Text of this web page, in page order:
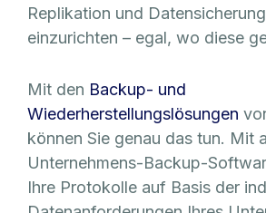
Replikation und
einzurichten – egal, wo diese
Mit den Backup- und
Wiederherstellungslösungen
können Sie genau das tun. Mit
Unternehmens-Backup-
Ihre Protokolle auf Basis der